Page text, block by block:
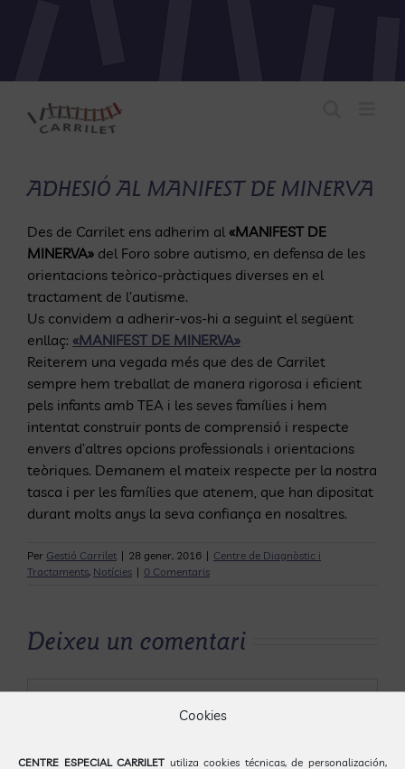
Cookies
CENTRE ESPECIAL CARRILET utiliza cookies técnicas, de personalización,
ADHESIÓ AL MANIFEST DE MINERVA
Des de Carrilet ens adherim al «MANIFEST DE
MINERVA» del Foro sobre autismo, en defensa de les
orientacions teòrico-pràctiques diverses en el
tractament de l’autisme.
Us convidem a adherir-vos-hi a seguint el següent
enllaç: «MANIFEST DE MINERVA»
Reiterem una vegada més que des de Carrilet
sempre hem treballat de manera rigorosa i eficient
pels infants amb TEA i les seves famílies i hem
intentat construir ponts de comprensió i respecte
envers d’altres opcions professionals i orientacions
teòriques. Demanem el mateix respecte per la nostra
tasca i per les famílies que atenem, que han dipositat
durant molts anys la seva confiança en nosaltres.
Per Gestió Carrilet | 28 gener, 2016 | Centre de Diagnòstic i
Tractaments, Notícies | 0 Comentaris
Deixeu un comentari
Comentari